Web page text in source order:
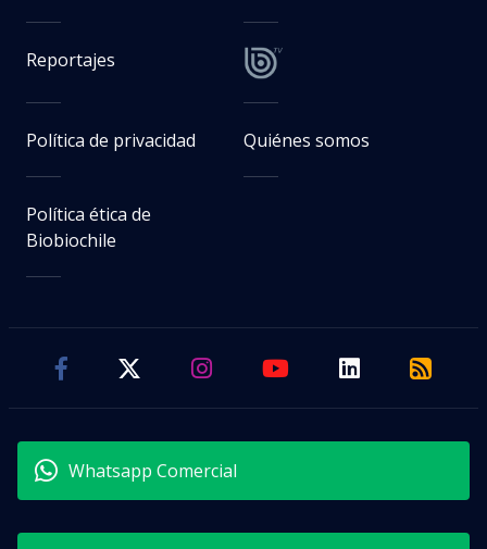
Reportajes
Política de privacidad Quiénes somos
Política ética de
Biobiochile
Whatsapp Comercial